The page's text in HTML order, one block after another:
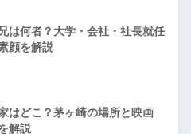
は何者？大学・会社・社長就任
顔を解説
はどこ？茅ヶ崎の場所と映画
解説